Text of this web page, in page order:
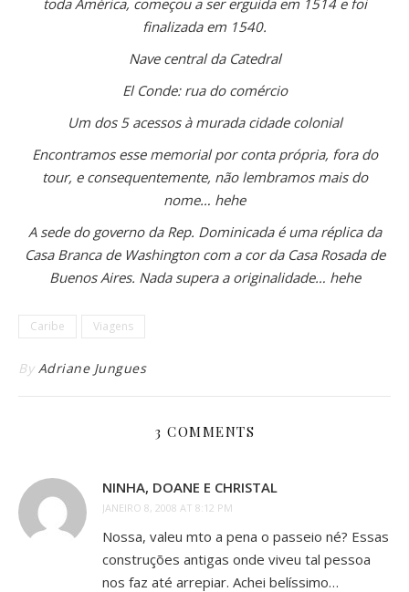
toda América, começou a ser erguida em 1514 e foi
finalizada em 1540.
Nave central da Catedral
El Conde: rua do comércio
Um dos 5 acessos à murada cidade colonial
Encontramos esse memorial por conta própria, fora do
tour, e consequentemente, não lembramos mais do
nome… hehe
A sede do governo da Rep. Dominicada é uma réplica da
Casa Branca de Washington com a cor da Casa Rosada de
Buenos Aires. Nada supera a originalidade… hehe
Caribe Viagens
By Adriane Jungues
3 COMMENTS
NINHA, DOANE E CHRISTAL
JANEIRO 8, 2008 AT 8:12 PM
Nossa, valeu mto a pena o passeio né? Essas
construções antigas onde viveu tal pessoa
nos faz até arrepiar. Achei belíssimo…